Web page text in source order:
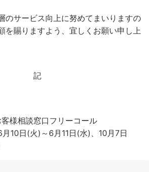
のサービス向上に努めてまいりますの
を賜りますよう、宜しくお願い申し上
記
様相談窓口フリーコール
10日(火)～6月11日(水)、10月7日